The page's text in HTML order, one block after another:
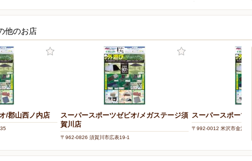
他のお店
/郡山西ノ内店
スーパースポーツゼビオ/メガステージ須
賀川店
〒962-0826 須賀川市広表19-1
スーパースポーツ
〒992-0012 米沢市金池6-